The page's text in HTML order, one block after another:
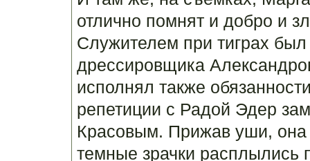
отлично помнят и добро и
Служителем при тиграх
дрессировщика
исполнял также
репетиции с Радой Эдер
Красовым. Прижав уши, она
темные зрачки расплылись